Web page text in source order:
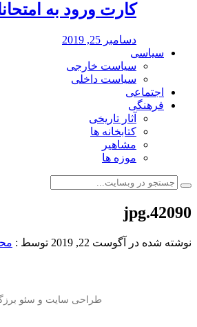
کارت ورود به
دسامبر 25, 2019
سیاسی
سیاست خارجی
سیاست داخلی
اجتماعی
فرهنگی
آثار تاریخی
کتابخانه ها
مشاهیر
موزه ها
42090.jpg
نوشته شده در آگوست 22, 2019 توسط :